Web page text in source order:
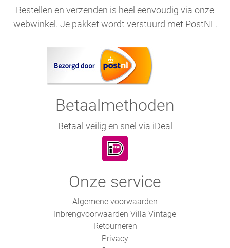
Bestellen en verzenden is heel eenvoudig via onze
webwinkel. Je pakket wordt verstuurd met PostNL.
Betaalmethoden
Betaal veilig en snel via iDeal
Onze service
Algemene voorwaarden
Inbrengvoorwaarden Villa Vintage
Retourneren
Privacy